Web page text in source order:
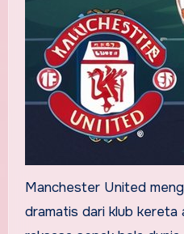
Manchester United
dramatis dari klub kereta